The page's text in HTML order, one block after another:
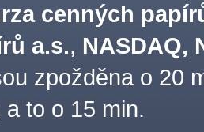
cenných
a.s., NASDAQ,
zpožděna o 20
to o 15 min.